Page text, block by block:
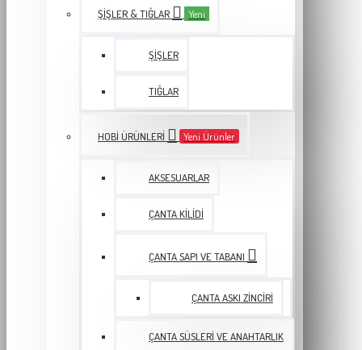
ŞIŞLER & TIĞLAR Yeni
ŞIŞLER
TIĞLAR
HOBI ÜRÜNLERI Yeni Ürünler
AKSESUARLAR
ÇANTA KILIDI
ÇANTA SAPI VE TABANI
ÇANTA ASKI ZINCIRI
ÇANTA SÜSLERI VE ANAHTARLIK